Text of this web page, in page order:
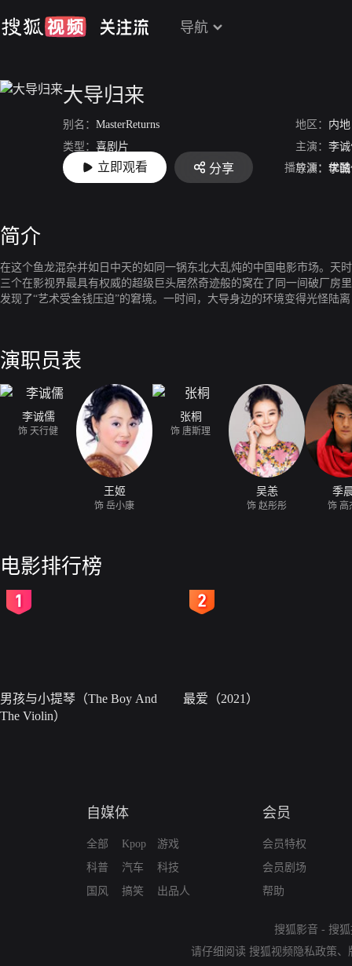
导航
大导归来
别名： MasterReturns 地区： 内地
类型： 喜剧片 主演： 李
上映： 2018-02-09 导演： 李
立即观看 分享 播放源： 优酷
简介
在这个鱼龙混杂并如日中天的如同一锅东北大乱炖的中国电影市场。天
三个在影视界最具有权威的超级巨头居然奇迹般的窝在了同一间破厂
发现了“艺术受金钱压迫”的窘境。一时间，大导身边的环境变得光怪陆
演职员表
李诚儒
饰 天行健
王姬
饰 岳小康
张桐
饰 唐斯理
吴恙
饰 赵彤彤
季
饰 高
电影排行榜
男孩与小提琴（The Boy And
The Violin）
最爱（2021）
自媒体
全部
科普
国风
Kpop
汽车
搞笑
游戏
科技
出品人
会员
会员特权
会员剧场
帮助
搜狐影音 - 搜
请仔细阅读 搜狐视频隐私政策、